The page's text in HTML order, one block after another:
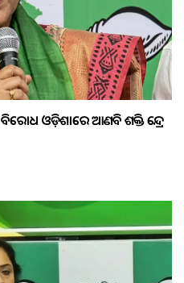
ବିରୋଧ ଓଡ଼ିଶାରେ ଆଣବିକ ଶକ୍ତି କେନ୍ଦ୍ର